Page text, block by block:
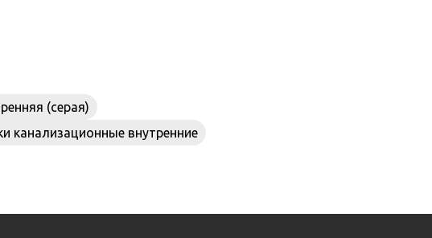
(серая)
канализационные внутренние